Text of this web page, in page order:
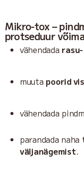
Mikro-tox –
protseduur
vähendada
muuta poorid
vähendada
parandada naha
väljanägemist.